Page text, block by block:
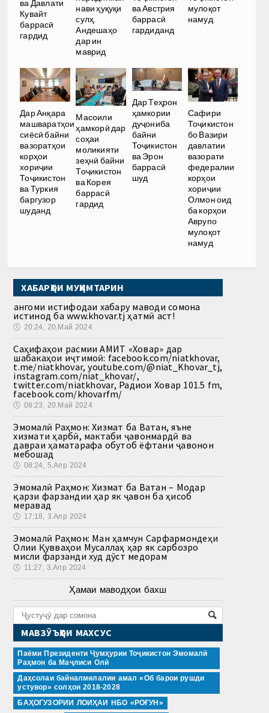
ва Давлати
Кувайт
баррасӣ
гардид
нави ҳуқуқи
сулҳ.
Андешаҳо
дар ин
маврид
ва Австрия
баррасӣ
гардиданд
мулоқот
намуд
Дар Анқара
машваратҳои
сиёсӣ байни
вазоратҳои
корҳои
хориҷии
Тоҷикистон
ва Туркия
баргузор
шуданд
Масоили
ҳамкорӣ дар
соҳаи
моликияти
зеҳнӣ байни
Тоҷикистон
ва Корея
баррасӣ
гардид
Дар Теҳрон
ҳамкории
дуҷониба
байни
Тоҷикистон
ва Эрон
баррасӣ
шуд
Сафири
Тоҷикистон
бо Вазири
давлатии
вазорати
федералии
корҳои
хориҷии
Олмон оид
ба корҳои
Аврупо
мулоқот
намуд
ХАБАРҲОИ МУҲИМТАРИН
Ҳангоми истифодаи хабару маводи сомона
истинод ба www.khovar.tj ҳатмӣ аст!
🕔 20:24, 20.Май 2024
Саҳифаҳои расмии АМИТ «Ховар» дар
шабакаҳои иҷтимоӣ: facebook.com/niatkhovar,
t.me/niatkhovar, youtube.com/@niat_Khovar_tj,
instagram.com/niat_khovar/,
twitter.com/niatkhovar, Радиои Ховар 101.5 fm,
facebook.com/khovarfm/
🕔 08:23, 20.Май 2024
Эмомалӣ Раҳмон: Хизмат ба Ватан, яъне
хизмати ҳарбӣ, мактаби ҷавонмардӣ ва
давраи ҳаматарафа обутоб ёфтани ҷавонон
мебошад
🕔 08:24, 5.Апр 2024
Эмомалӣ Раҳмон: Хизмат ба Ватан – Модар
қарзи фарзандии ҳар як ҷавон ба ҳисоб
меравад
🕔 17:18, 3.Апр 2024
Эмомалӣ Раҳмон: Ман ҳамчун Сарфармондеҳи
Олии Қувваҳои Мусаллаҳ ҳар як сарбозро
мисли фарзанди худ дӯст медорам
🕔 11:27, 3.Апр 2024
Ҳамаи маводҳои бахш
МАВЗӮЪҲОИ МАХСУС
Паёми Президенти Ҷумҳурии Тоҷикистон Эмомалӣ
Раҳмон ба Маҷлиси Олӣ
Даҳсолаи байналмилалии амал «Об барои рушди
устувор» солҳои 2018-2028
БАҲОГУЗОРИИ ЛОИҲАИ НБО «РОҒУН»